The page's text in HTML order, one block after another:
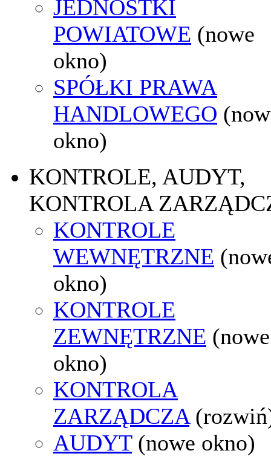
JEDNOSTKI
POWIATOWE (nowe
okno)
SPÓŁKI PRAWA
HANDLOWEGO
okno)
KONTROLE, AUDYT,
KONTROLA
KONTROLE
WEWNĘTRZNE
okno)
KONTROLE
ZEWNĘTRZNE (nowe
okno)
KONTROLA
ZARZĄDCZA
AUDYT (nowe okno)